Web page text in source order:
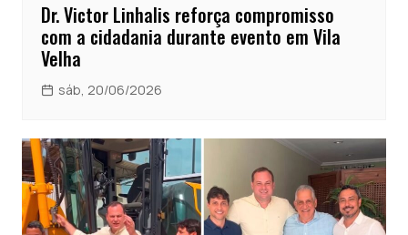
Dr. Victor Linhalis reforça compromisso
com a cidadania durante evento em Vila
Velha
sáb, 20/06/2026